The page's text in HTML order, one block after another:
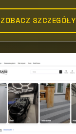
ZOBACZ SZCZEGÓŁY